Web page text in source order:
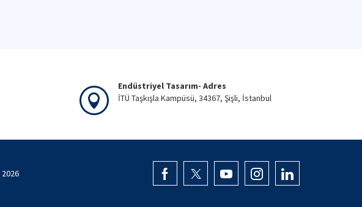
Endüstriyel Tasarım- Adres
İTÜ Taşkışla Kampüsü, 34367, Şişli, İstanbul
2026